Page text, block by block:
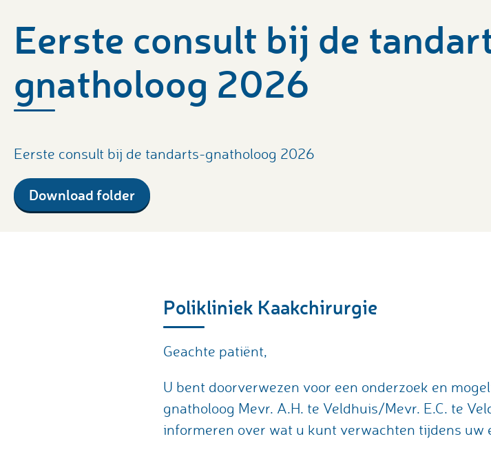
Eerste consult bij de
gnatholoog 2026
Eerste consult bij de tandarts-gnatholoog 2026
Download folder
Polikliniek Kaakchirurgie
Geachte patiënt,
U bent doorverwezen voor een onderzoek en
gnatholoog Mevr. A.H. te Veldhuis/Mevr. E.C. te
informeren over wat u kunt verwachten tijdens uw